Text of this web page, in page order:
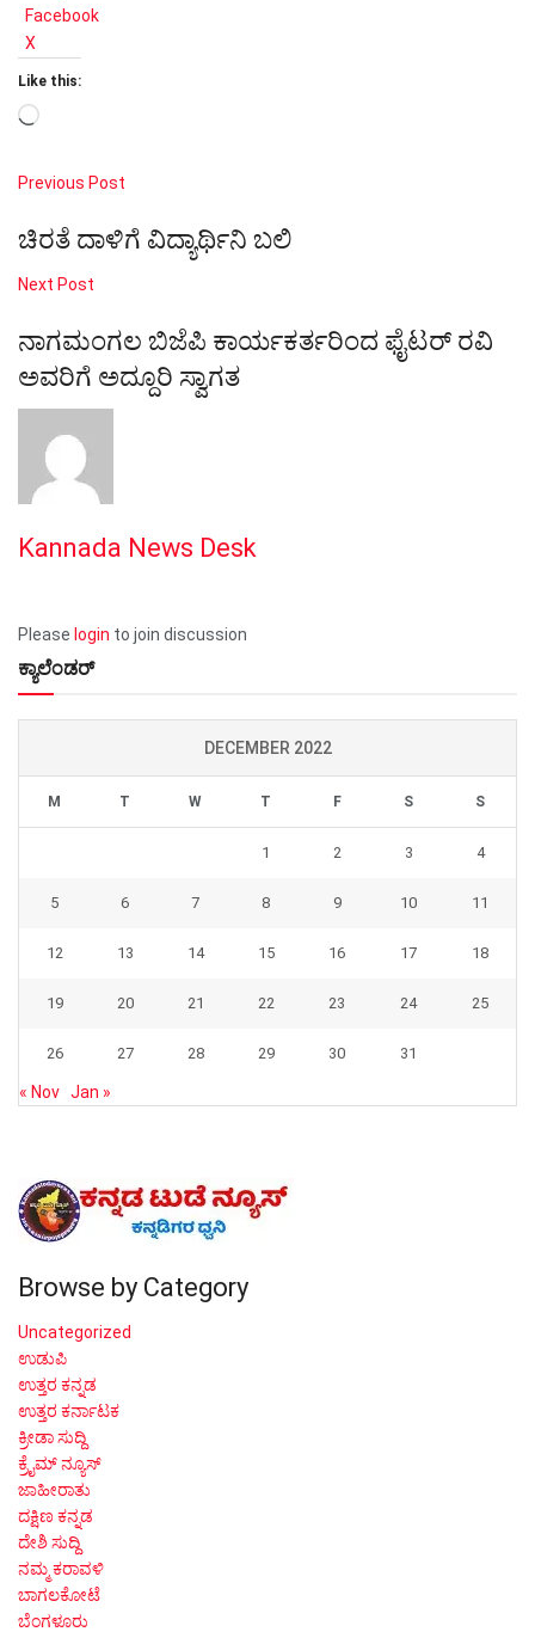
Facebook
X
Like this:
Loading…
Previous Post
ಚಿರತೆ ದಾಳಿಗೆ ವಿದ್ಯಾರ್ಥಿನಿ ಬಲಿ
Next Post
ನಾಗಮಂಗಲ ಬಿಜೆಪಿ ಕಾರ್ಯಕರ್ತರಿಂದ ಫೈಟರ್ ರವಿ
ಅವರಿಗೆ ಅದ್ದೂರಿ ಸ್ವಾಗತ
Kannada News Desk
Please login to join discussion
ಕ್ಯಾಲೆಂಡರ್
DECEMBER 2022
M T W T F S S
1 2 3 4
5 6 7 8 9 10 11
12 13 14 15 16 17 18
19 20 21 22 23 24 25
26 27 28 29 30 31
« Nov Jan »
Browse by Category
Uncategorized
ಉಡುಪಿ
ಉತ್ತರ ಕನ್ನಡ
ಉತ್ತರ ಕರ್ನಾಟಕ
ಕ್ರೀಡಾ ಸುದ್ದಿ
ಕ್ರೈಮ್ ನ್ಯೂಸ್
ಜಾಹೀರಾತು
ದಕ್ಷಿಣ ಕನ್ನಡ
ದೇಶಿ ಸುದ್ದಿ
ನಮ್ಮ ಕರಾವಳಿ
ಬಾಗಲಕೋಟೆ
ಬೆಂಗಳೂರು